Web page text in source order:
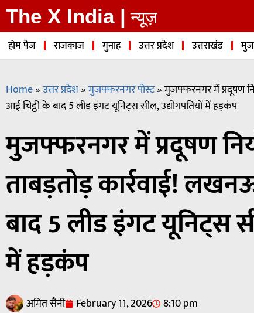
The X India | न्यूज़
होम पेज राजकाज गुनाह उत्तर प्रदेश उत्तराखंड
Home»उत्तर प्रदेश»मुजफ्फरनगर पोस्ट»मुजफ्फरनगर में प्रदूषण
आई चिट्ठी के बाद 5 लीड इंगट यूनिट्स सील, उद्योगपतियों में हड़कंप
मुजफ्फरनगर में प्रदूषण
ताबड़तोड़ कार्रवाई!
बाद 5 लीड इंगट यूनिट्स
में हड़कंप
अमित सैनी February 11, 2026 8:10 pm